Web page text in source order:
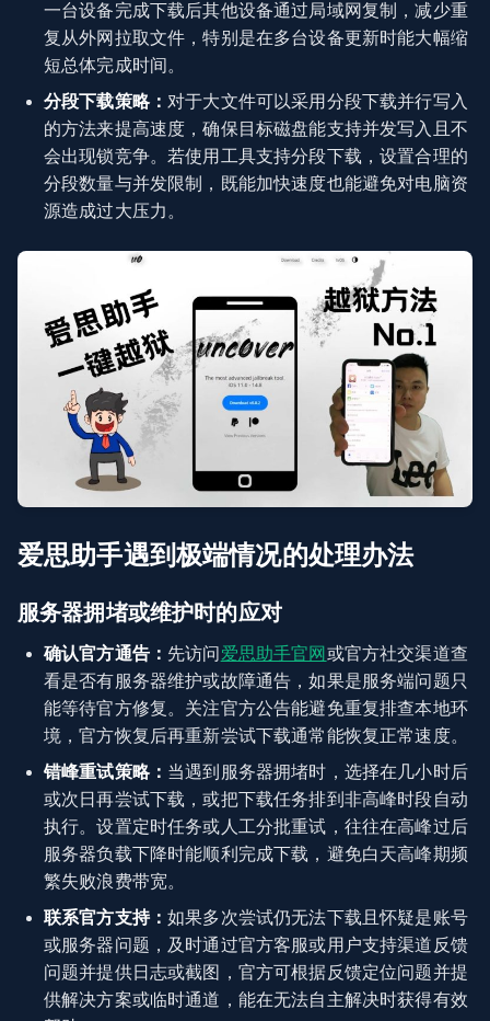
一台设备完成下载后其他设备通过局域网复制，减少重
复从外网拉取文件，特别是在多台设备更新时能大幅缩
短总体完成时间。
分段下载策略：对于大文件可以采用分段下载并行写入
的方法来提高速度，确保目标磁盘能支持并发写入且不
会出现锁竞争。若使用工具支持分段下载，设置合理的
分段数量与并发限制，既能加快速度也能避免对电脑资
源造成过大压力。
爱思助手遇到极端情况的处理办法
服务器拥堵或维护时的应对
确认官方通告： 先访问 爱思助手官网 或官方社交渠道查
看是否有服务器维护或故障通告，如果是服务端问题只
能等待官方修复。关注官方公告能避免重复排查本地环
境，官方恢复后再重新尝试下载通常能恢复正常速度。
错峰重试策略： 当遇到服务器拥堵时，选择在几小时后
或次日再尝试下载，或把下载任务排到非高峰时段自动
执行。设置定时任务或人工分批重试，往往在高峰过后
服务器负载下降时能顺利完成下载，避免白天高峰期频
繁失败浪费带宽。
联系官方支持：如果多次尝试仍无法下载且怀疑是账号
或服务器问题，及时通过官方客服或用户支持渠道反馈
问题并提供日志或截图，官方可根据反馈定位问题并提
供解决方案或临时通道，能在无法自主解决时获得有效